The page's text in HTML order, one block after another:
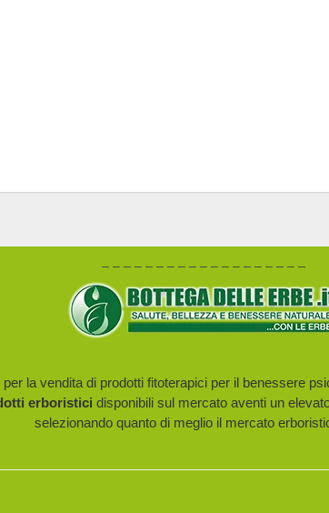
– – – – – – – – – – – – – – – – – – –
la vendita di prodotti fitoterapici per il benessere
erboristici disponibili sul mercato aventi un
selezionando quanto di meglio il mercato